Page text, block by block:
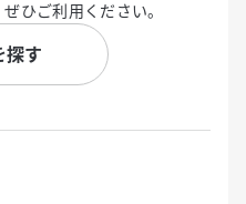
ひご利用ください。
探す